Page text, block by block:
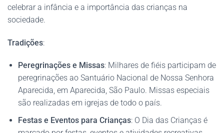
celebrar a infância e a importância das crianças na
sociedade.
Tradições:
Peregrinações e Missas: Milhares de fiéis participam de
peregrinações ao Santuário Nacional de Nossa Senhora
Aparecida, em Aparecida, São Paulo. Missas especiais
são realizadas em igrejas de todo o país.
Festas e Eventos para Crianças: O Dia das Crianças é